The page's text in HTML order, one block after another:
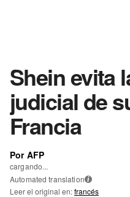
Shein evita
judicial de
Francia
Por AFP
cargando...
Automated translation i
Leer el original en:francés